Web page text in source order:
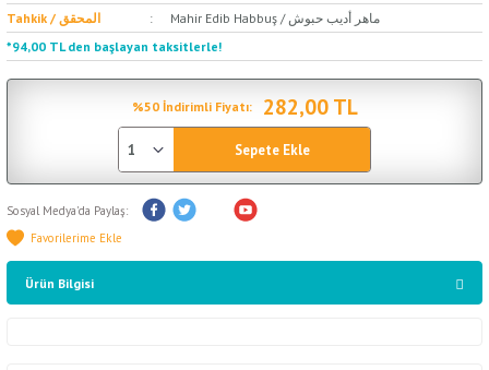
Tahkik / المحقق
Mahir Edib Habbuş / ماهر أديب حبوش
*94,00 TL den başlayan taksitlerle!
%50 İndirimli Fiyatı: 282,00 TL
Sepete Ekle
Sosyal Medya'da Paylaş:
Ürün Bilgisi